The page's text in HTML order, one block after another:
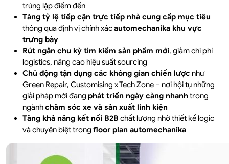
trùng lặp điểm đến
Tăng tỷ lệ tiếp cận trực tiếp nhà cung cấp mục tiêu
thông qua định vị chính xácautomechanika khu vực
trưng bày
Rút ngắn chu kỳ tìm kiếm sản phẩm mới, giảm chi phí
logistics, nâng cao hiệu suất sourcing
Chủ động tận dụng các không gian chiến lược như
Green Repair, Customising x Tech Zone – nơi hội tụ những
giải pháp mới đang phát triển ngày càng nhanhtrong
ngànhchăm sóc xe và sản xuất linh kiện
Tăng khả năng kết nối B2B chất lượng nhờ thiết kế logic
và chuyên biệt trong floor plan automechanika